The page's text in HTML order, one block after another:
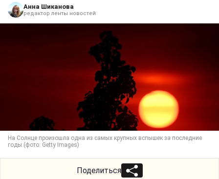
Анна Шиканова
редактор ленты новостей
На Солнце произошла одна из самых крупных вспышек за последние
годы (фото: Getty Images)
Поделиться